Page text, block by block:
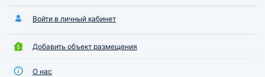
Войти в личный кабинет
Добавить объект размещения
О нас